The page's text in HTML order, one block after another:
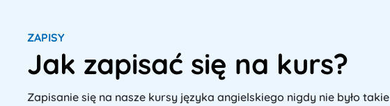
ZAPISY
Jak zapisać się na kurs?
Zapisanie się na nasze kursy języka angielskiego nigdy nie było takie